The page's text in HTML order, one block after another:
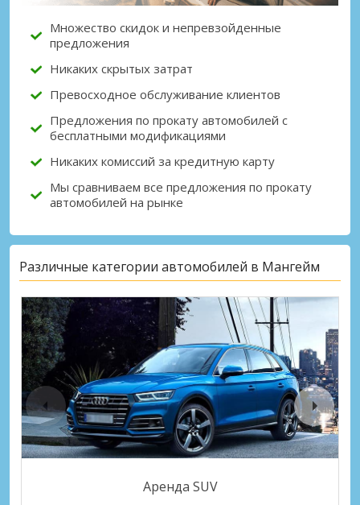
Множество скидок и непревзойденные
предложения
Никаких скрытых затрат
Превосходное обслуживание клиентов
Предложения по прокату автомобилей с
бесплатными модификациями
Никаких комиссий за кредитную карту
Мы сравниваем все предложения по прокату
автомобилей на рынке
Различные категории автомобилей в Мангейм
Аренда SUV